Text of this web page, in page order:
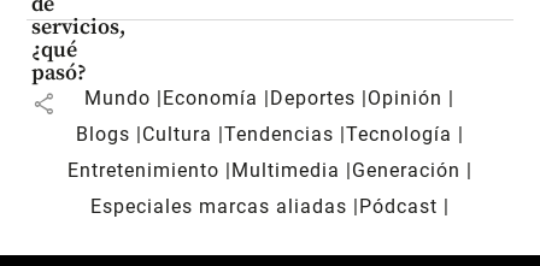
servicios,
¿qué
pasó?
share Mundo Economía Deportes
Opinión
Blogs
Cultura Tendencias Tecnología
Entretenimiento
Multimedia
Generación
Especiales marcas aliadas
Pódcast